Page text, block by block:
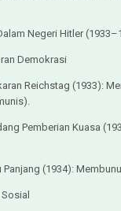
Negeri Hitler
Demokrasi
Reichstag (1933):
Pemberian Kuasa
Panjang (1934):